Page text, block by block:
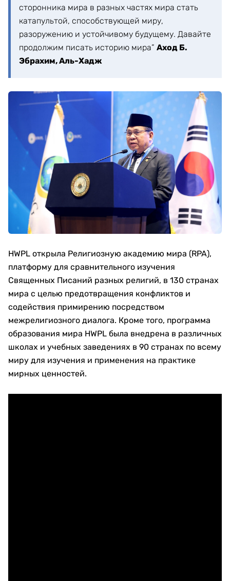
сторонника мира в разных частях мира стать
катапультой, способствующей миру,
разоружению и устойчивому будущему. Давайте
продолжим писать историю мира” Аход Б.
Эбрахим, Аль-Хадж
HWPL открыла Религиозную академию мира (RPA),
платформу для сравнительного изучения
Священных Писаний разных религий, в 130 странах
мира с целью предотвращения конфликтов и
содействия примирению посредством
межрелигиозного диалога. Кроме того, программа
образования мира HWPL была внедрена в различных
школах и учебных заведениях в 90 странах по всему
миру для изучения и применения на практике
мирных ценностей.